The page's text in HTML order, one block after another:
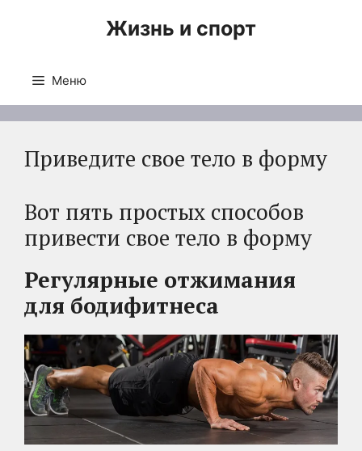
Жизнь и спорт
Меню
Приведите свое тело в форму
Вот пять простых способов
привести свое тело в форму
Регулярные отжимания
для бодифитнеса